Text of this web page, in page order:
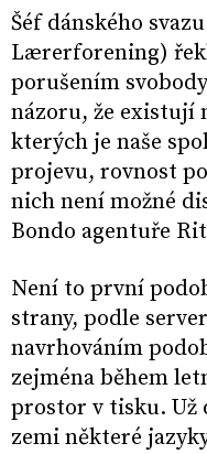
Šéf dánského
Lærerforening)
porušením
názoru, že existují
kterých je naše
projevu, rovnost
nich není možné
Bondo agentuře
Není to první
strany, podle
navrhováním
zejména během
prostor v tisku. Už
zemi některé